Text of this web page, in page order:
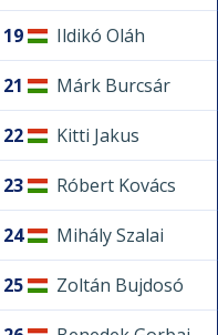
19 Ildikó Oláh
21 Márk Burcsár
22 Kitti Jakus
23 Róbert Kovács
24 Mihály Szalai
25 Zoltán Bujdosó